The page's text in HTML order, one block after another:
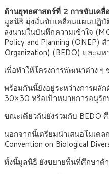
ด้านยุทธศาสตร์ที่ 2 การขับเค
มูลนิธิ มุ่งมั่นขับเคลื่อนแผนปฏิบั
ลงนามในบันทึกความเข้าใจ
Policy and Planning (ONEP)
Organization) (BEDO) และม
เพื่อทำให้โครงการพัฒนาต่าง
พร้อมกันนี้ยังอยู่ระหว่างการผลั
30×30 หรือเป้าหมายการอนุรั
ขณะเดียวกันยังร่วมกับ BEDO
นอกจากนี้เตรียมนำเสนอโมเด
Convention on Biological
ทั้งนี้มูลนิธิ ยังขยายพื้นที่ศึกษาด้